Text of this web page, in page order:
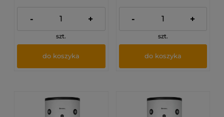
- +
szt.
do koszyka
- +
szt.
do koszyka